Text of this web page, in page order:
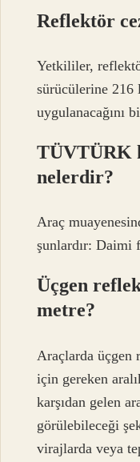
Reflektör
Yetkililer,
sürücülerine 216
uygulanacağını
TÜVTÜRK
nelerdir?
Araç
şunlardır: Daimi
Üçgen
metre?
Araçlarda üçgen
için gereken
karşıdan gelen
görülebileceği
virajlarda veya